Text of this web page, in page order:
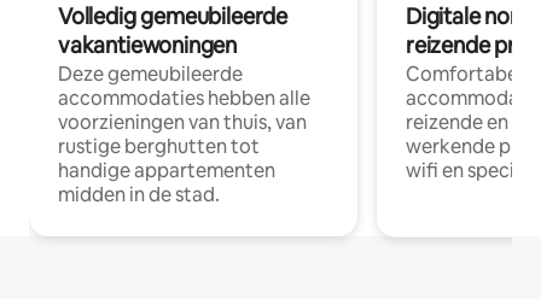
Volledig gemeubileerde
vakantiewoningen
Deze gemeubileerde
accommodaties hebben alle
voorzieningen van thuis, van
rustige berghutten tot
handige appartementen
midden in de stad.
Digitale
reizende
Comfortabele
reizende en
werkende
wifi en